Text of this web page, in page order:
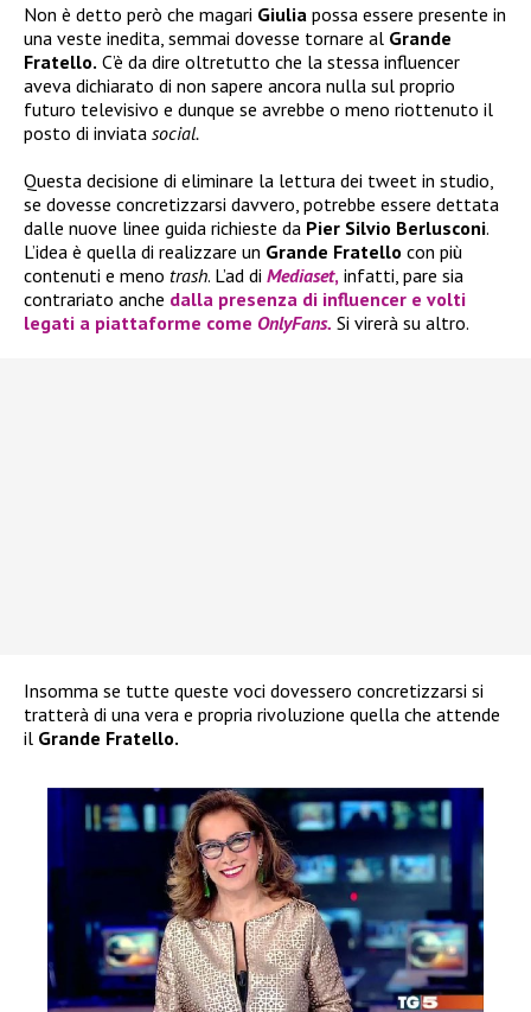
Non è detto però che magari Giulia possa essere presente in
una veste inedita, semmai dovesse tornare al Grande
Fratello. C’è da dire oltretutto che la stessa influencer
aveva dichiarato di non sapere ancora nulla sul proprio
futuro televisivo e dunque se avrebbe o meno riottenuto il
posto di inviata social.
Questa decisione di eliminare la lettura dei tweet in studio,
se dovesse concretizzarsi davvero, potrebbe essere dettata
dalle nuove linee guida richieste da Pier Silvio Berlusconi.
L’idea è quella di realizzare un Grande Fratello con più
contenuti e meno trash. L’ad di Mediaset, infatti, pare sia
contrariato anche dalla presenza di influencer e volti
legati a piattaforme come OnlyFans. Si virerà su altro.
Insomma se tutte queste voci dovessero concretizzarsi si
tratterà di una vera e propria rivoluzione quella che attende
il Grande Fratello.